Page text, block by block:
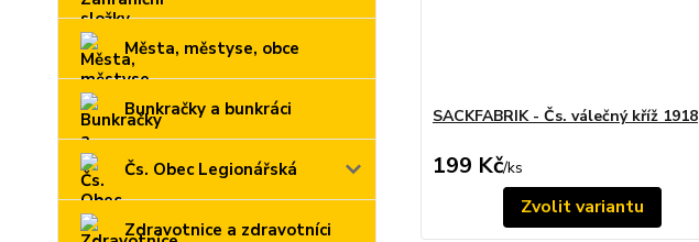
Města, městyse, obce
Bunkračky a bunkráci
Čs. Obec Legionářská
Zdravotnice a zdravotníci
SACKFABRIK - Čs. válečný kříž 1918
199 Kč/ks
Zvolit variantu